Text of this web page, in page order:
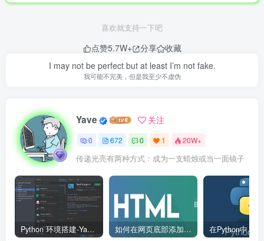
喜欢就支持一下吧
点赞5.7W+ 分享
收藏
I may not be perfect but at least I’m not fake.
我可能不完美，但是我至少不虚伪
Yave 关注
0 672 0 1 20W+
传递光亮有两种方式：成为一支蜡烛或当一面镜子
Python 环境搭建-Yave520-专业开发者社区 如何在网页底部添加版权信息？